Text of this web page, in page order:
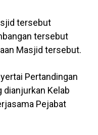
tersebut
tersebut
Masjid tersebut.
Pertandingan
dianjurkan Kelab
Pejabat